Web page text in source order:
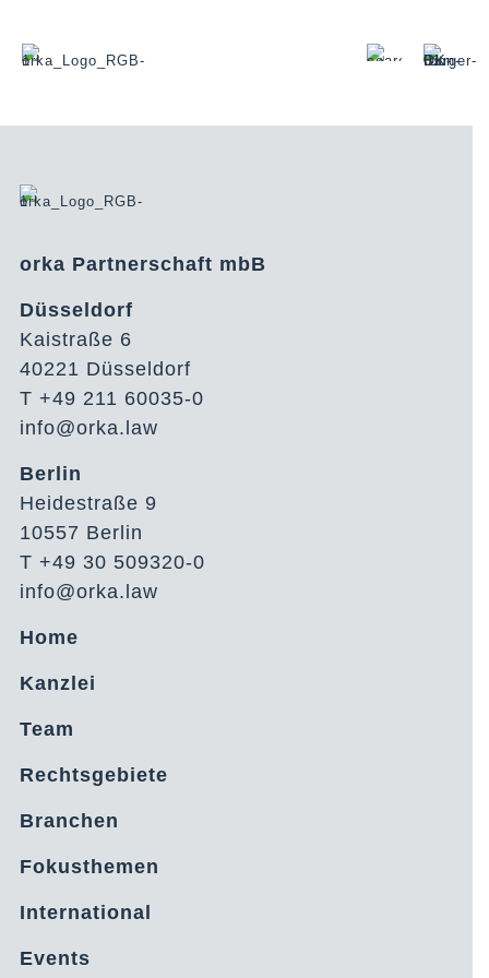
orka Partnerschaft mbB
Düsseldorf
Kaistraße 6
40221 Düsseldorf
T +49 211 60035-0
info@orka.law
Berlin
Heidestraße 9
10557 Berlin
T +49 30 509320-0
info@orka.law
Home
Kanzlei
Team
Rechtsgebiete
Branchen
Fokusthemen
International
Events